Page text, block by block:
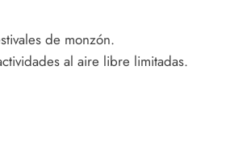
de monzón.
al aire libre limitadas.